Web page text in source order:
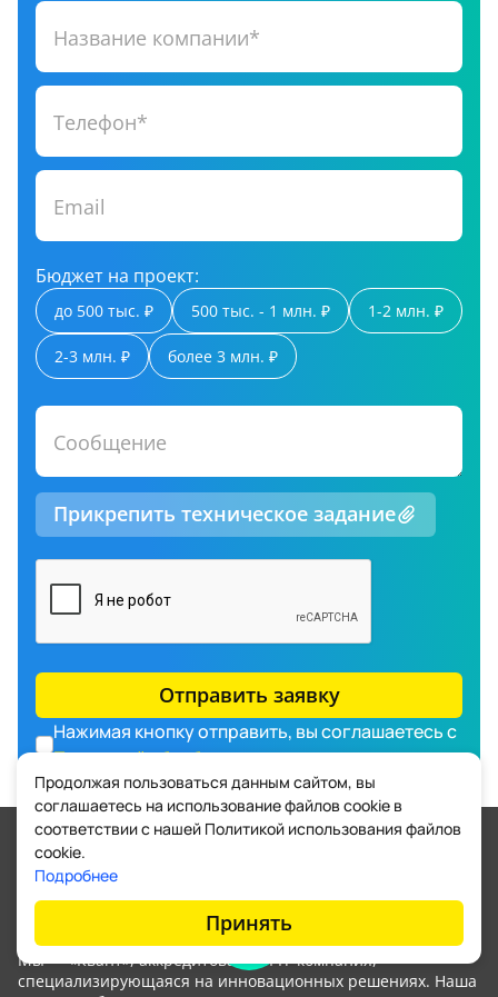
Название компании*
Телефон*
Email
Бюджет на проект:
до 500 тыс. ₽ 500 тыс. - 1 млн. ₽ 1-2 млн. ₽
2-3 млн. ₽ более 3 млн. ₽
Сообщение
Прикрепить техническое задание
Отправить заявку
Нажимая кнопку отправить, вы соглашаетесь с
Политикой обработки персональных данных
Мы — «Квант», аккредитованная IT-компания,
специализирующаяся на инновационных решениях. Наша
Продолжая пользоваться данным сайтом, вы
соглашаетесь на использование файлов cookie в
соответствии с нашей Политикой использования файлов
cookie.
Подробнее
Принять